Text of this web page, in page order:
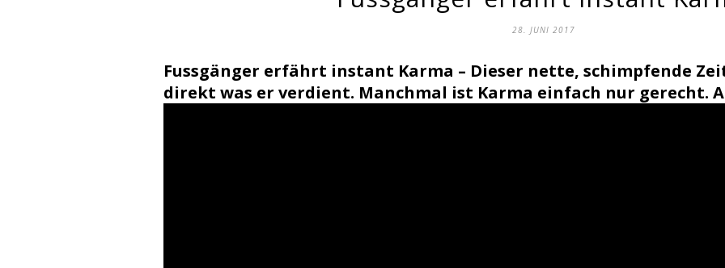
28. JUNI 2017
Fussgänger erfährt instant Karma – Dieser nette, schimpfende
direkt was er verdient. Manchmal ist Karma einfach nur gerecht.